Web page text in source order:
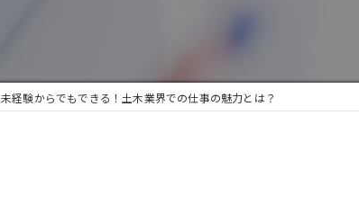
未経験からでもできる！土木業界での仕事の魅力とは？